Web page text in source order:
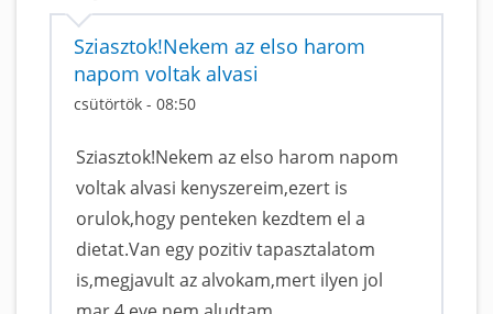
Sziasztok!Nekem az elso harom
napom voltak alvasi
csütörtök - 08:50
Sziasztok!Nekem az elso harom napom
voltak alvasi kenyszereim,ezert is
orulok,hogy penteken kezdtem el a
dietat.Van egy pozitiv tapasztalatom
is,megjavult az alvokam,mert ilyen jol